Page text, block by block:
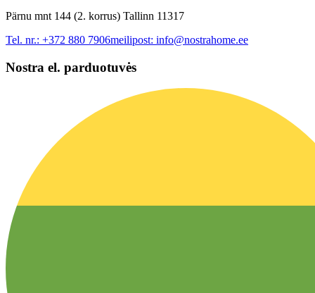
Pärnu mnt 144 (2. korrus) Tallinn 11317
Tel. nr.: +372 880 7906meilipost: info@nostrahome.ee
Nostra el. parduotuvės